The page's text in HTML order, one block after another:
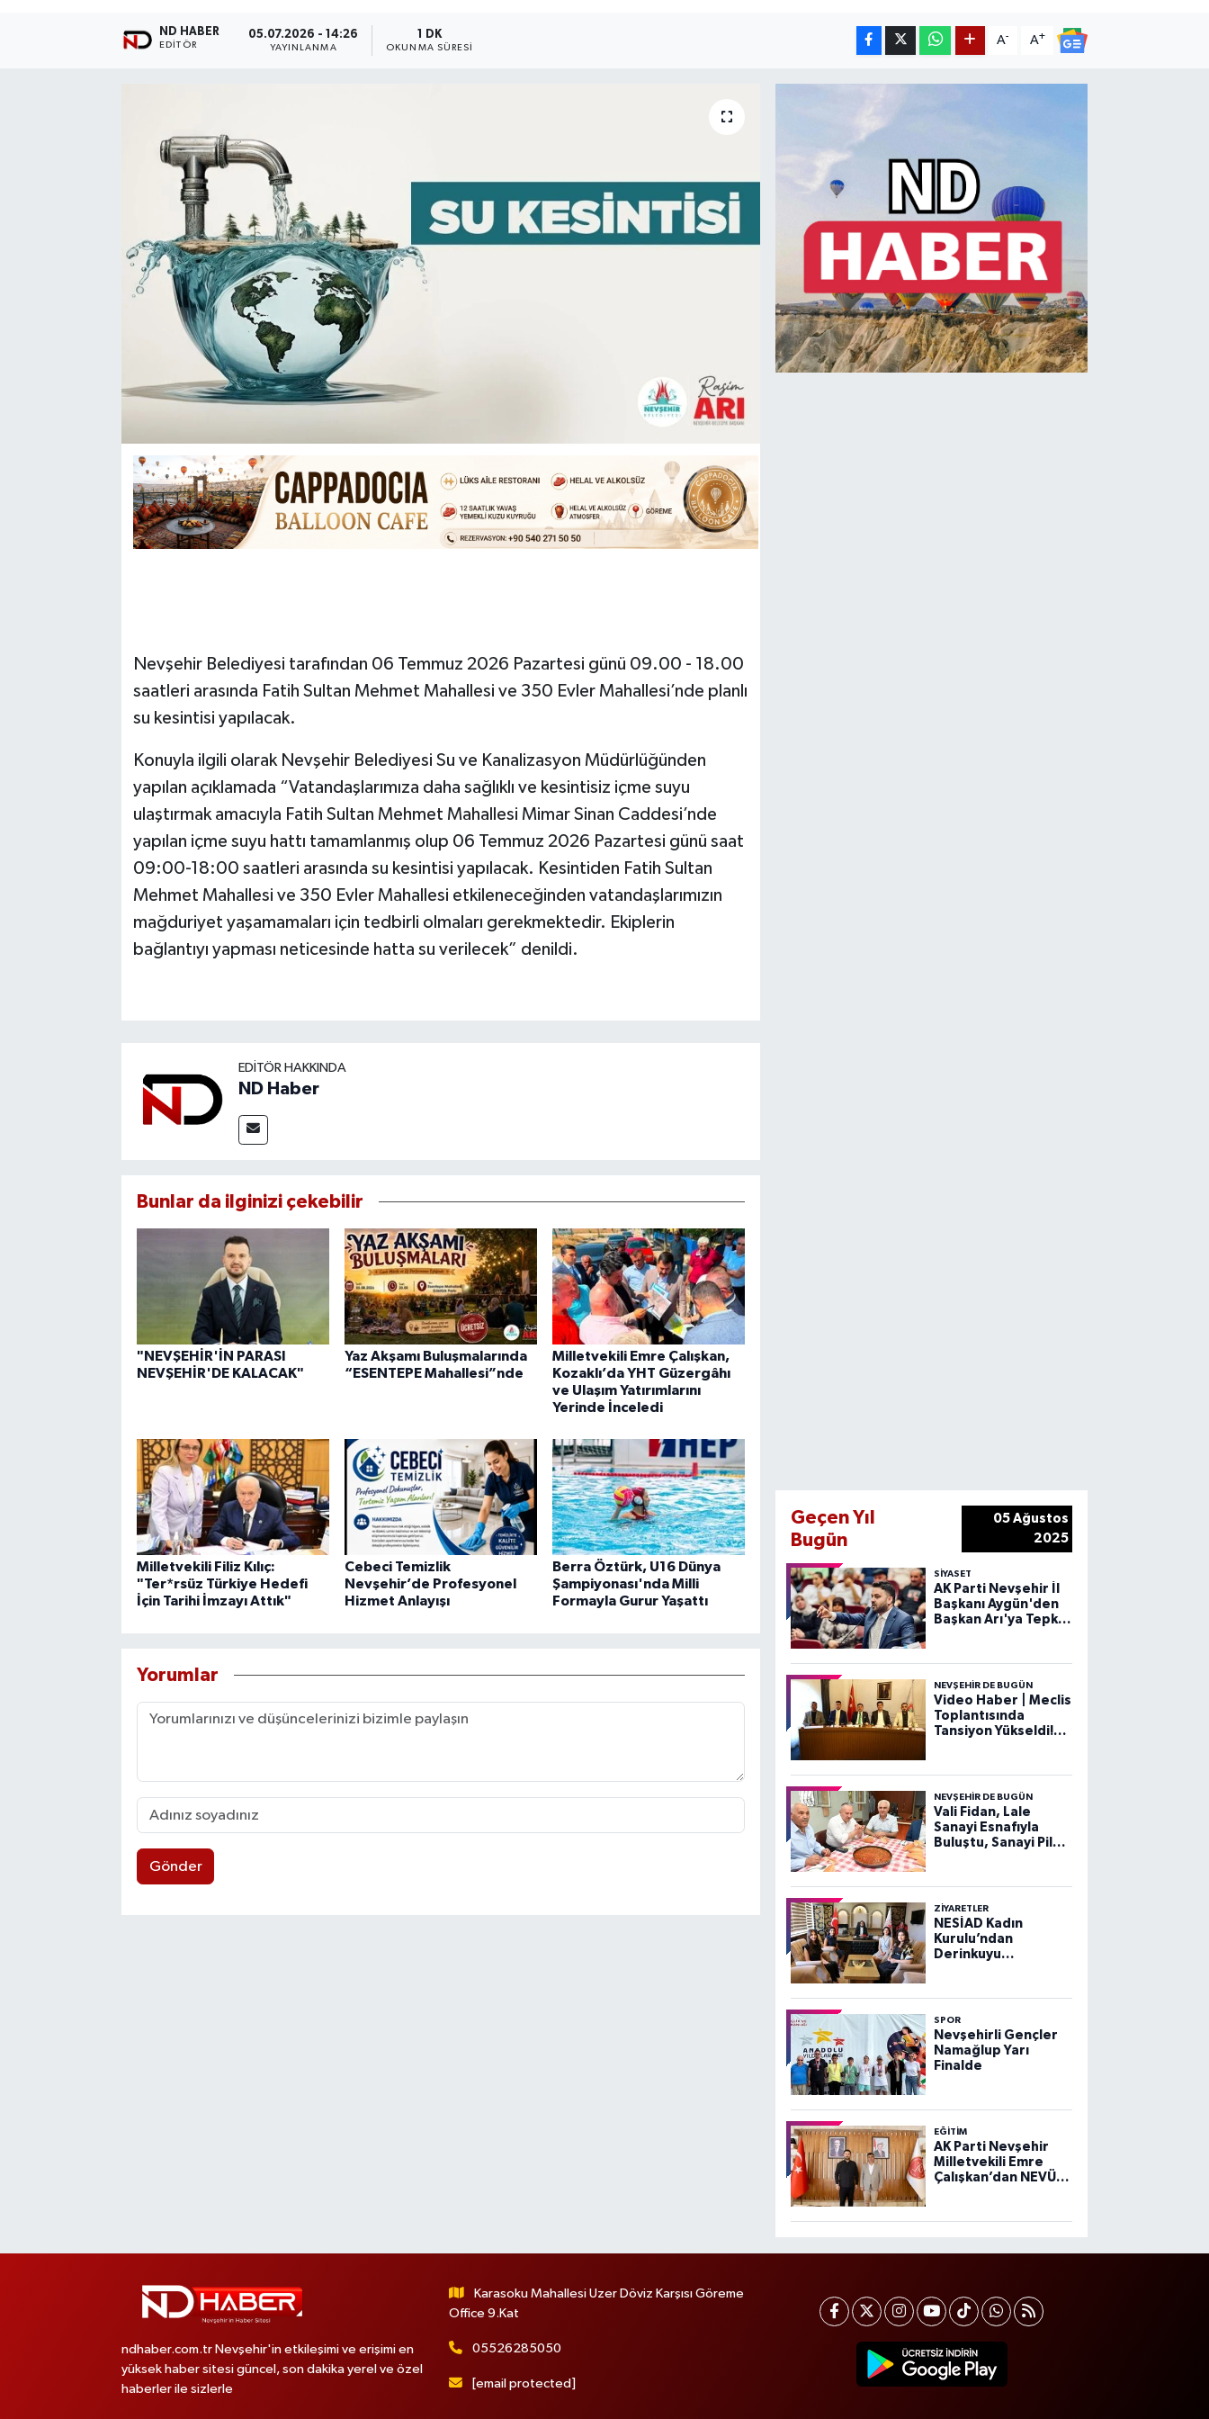
ND HABER
EDITÖR
05.07.2026 - 14:26
YAYINLANMA
1 DK
OKUNMA SÜRESI
A- A+
Nevşehir Belediyesi tarafından 06 Temmuz 2026 Pazartesi günü 09.00 - 18.00
saatleri arasında Fatih Sultan Mehmet Mahallesi ve 350 Evler Mahallesi’nde planlı
su kesintisi yapılacak.
Konuyla ilgili olarak Nevşehir Belediyesi Su ve Kanalizasyon Müdürlüğünden
yapılan açıklamada “Vatandaşlarımıza daha sağlıklı ve kesintisiz içme suyu
ulaştırmak amacıyla Fatih Sultan Mehmet Mahallesi Mimar Sinan Caddesi’nde
yapılan içme suyu hattı tamamlanmış olup 06 Temmuz 2026 Pazartesi günü saat
09:00-18:00 saatleri arasında su kesintisi yapılacak. Kesintiden Fatih Sultan
Mehmet Mahallesi ve 350 Evler Mahallesi etkileneceğinden vatandaşlarımızın
mağduriyet yaşamamaları için tedbirli olmaları gerekmektedir. Ekiplerin
bağlantıyı yapması neticesinde hatta su verilecek” denildi.
EDITÖR HAKKINDA
ND Haber
Bunlar da ilginizi çekebilir
"NEVŞEHİR'İN PARASI
NEVŞEHİR'DE KALACAK"
Yaz Akşamı Buluşmalarında
“ESENTEPE Mahallesi”nde
Milletvekili Emre Çalışkan,
Kozaklı’da YHT Güzergâhı
ve Ulaşım Yatırımlarını
Yerinde İnceledi
Milletvekili Filiz Kılıç:
"Ter*rsüz Türkiye Hedefi
İçin Tarihi İmzayı Attık"
Cebeci Temizlik
Nevşehir’de Profesyonel
Hizmet Anlayışı
Berra Öztürk, U16 Dünya
Şampiyonası'nda Milli
Formayla Gurur Yaşattı
Yorumlar
Gönder
Geçen Yıl
Bugün
05 Ağustos
2025
SIYASET
AK Parti Nevşehir İl
Başkanı Aygün'den
Başkan Arı'ya Tepki:
NEVŞEHIR DE BUGÜN
Video Haber | Meclis
Toplantısında
Tansiyon Yükseldi!
NEVŞEHIR DE BUGÜN
Vali Fidan, Lale
Sanayi Esnafıyla
Buluştu, Sanayi Pilavı
ZIYARETLER
NESİAD Kadın
Kurulu’ndan
Derinkuyu
SPOR
Nevşehirli Gençler
Namağlup Yarı
Finalde
EĞITIM
AK Parti Nevşehir
Milletvekili Emre
Çalışkan’dan NEVÜ
ndhaber.com.tr Nevşehir'in etkileşimi ve erişimi en
yüksek haber sitesi güncel, son dakika yerel ve özel
haberler ile sizlerle
Karasoku Mahallesi Uzer Döviz Karşısı Göreme
Office 9.Kat
05526285050
[email protected]